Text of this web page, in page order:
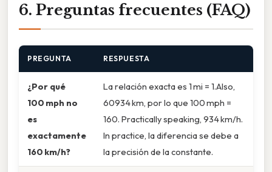
6. Preguntas frecuentes (FAQ)
PREGUNTA RESPUESTA
¿Por qué
100 mph no
es
exactamente
160 km/h?
La relación exacta es 1 mi = 1.Also,
60934 km, por lo que 100 mph =
160. Practically speaking, 934 km/h.
In practice, la diferencia se debe a
la precisión de la constante.